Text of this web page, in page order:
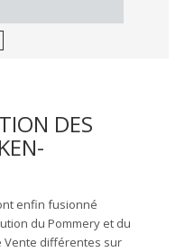
DES
enfin fusionné
du Pommery et du
Vente différentes sur